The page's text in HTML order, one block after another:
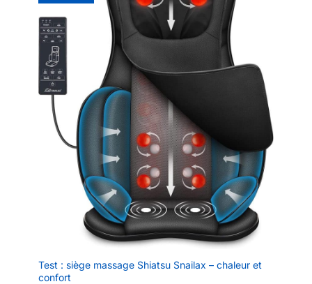
Test : siège massage Shiatsu Snailax – chaleur et
confort